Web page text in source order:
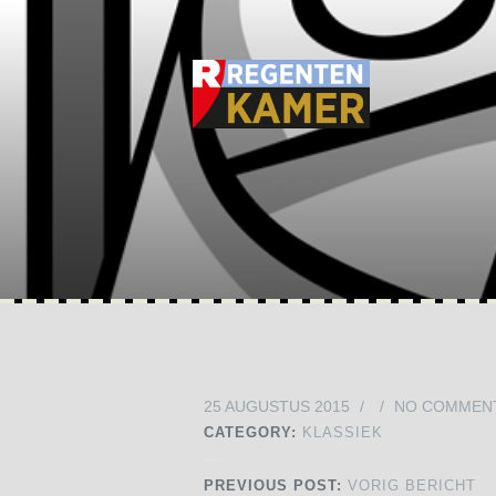
25 AUGUSTUS 2015 / / NO
CATEGORY: KLASSIEK
PREVIOUS POST: VORIG BERICHT